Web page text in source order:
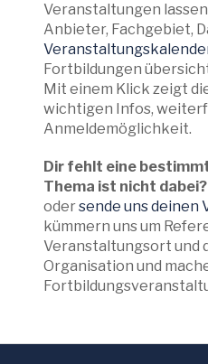
Veranstaltungen
Anbieter, Fachgebiet,
Fortbildungen
Mit einem Klick zeigt
wichtigen Infos,
Anmeldemöglichkeit.
Dir fehlt eine
Thema ist nicht dabei?
odersende uns deinen
kümmern uns um
Veranstaltungsort und
Organisation und